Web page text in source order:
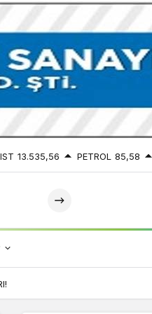
13.535,56 PETROL 85,58